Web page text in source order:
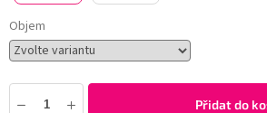
Objem
Přidat do